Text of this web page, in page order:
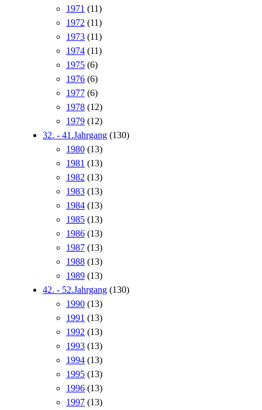
1971 (11)
1972 (11)
1973 (11)
1974 (11)
1975 (6)
1976 (6)
1977 (6)
1978 (12)
1979 (12)
32. - 41.Jahrgang (130)
1980 (13)
1981 (13)
1982 (13)
1983 (13)
1984 (13)
1985 (13)
1986 (13)
1987 (13)
1988 (13)
1989 (13)
42. - 52.Jahrgang (130)
1990 (13)
1991 (13)
1992 (13)
1993 (13)
1994 (13)
1995 (13)
1996 (13)
1997 (13)